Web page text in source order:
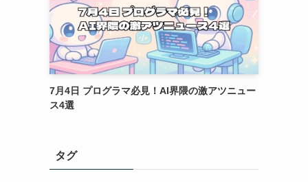
7月4日 プログラマ必見！AI界隈の激アツニュー
ス4選
タグ